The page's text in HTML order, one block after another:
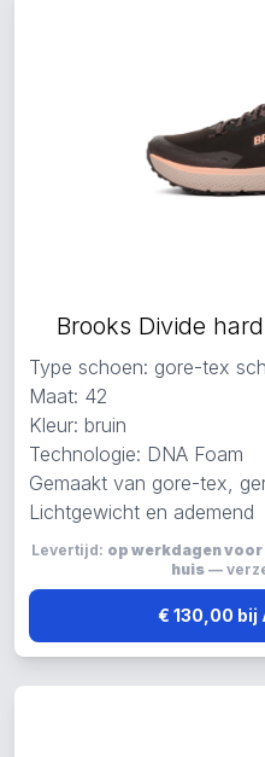
Brooks Divide
Type schoen: gore-tex
Maat: 42
Kleur: bruin
Technologie: DNA Foam
Gemaakt van gore-tex,
Lichtgewicht en ademend
Levertijd: op werkdagen
huis—
€ 130,00 bij